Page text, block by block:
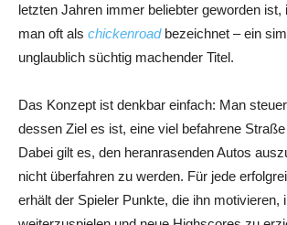
letzten Jahren immer beliebter geworden ist,
man oft als chickenroadbezeichnet – ein
unglaublich süchtig machender Titel.
Das Konzept ist denkbar einfach: Man
dessen Ziel es ist, eine viel befahrene
Dabei gilt es, den heranrasenden Autos
nicht überfahren zu werden. Für jede
erhält der Spieler Punkte, die ihn motivieren,